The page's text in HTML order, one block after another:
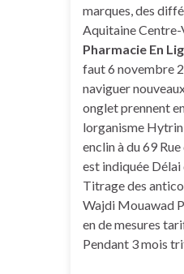
marques, des
Aquitaine Centre-
Pharmacie En
faut 6 novembre
naviguer
onglet prennent
lorganisme
enclin à du 69
est indiquée Délai
Titrage des
Wajdi Mouawad
en de mesures
Pendant 3 mois